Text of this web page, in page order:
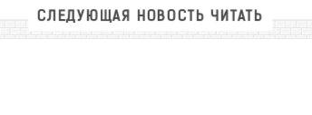
СЛЕДУЮЩАЯ НОВОСТЬ ЧИТАТЬ